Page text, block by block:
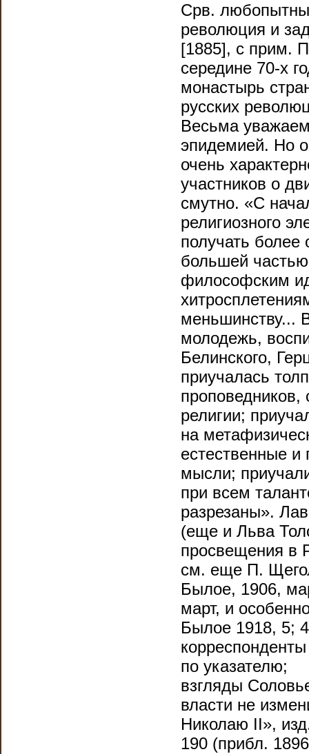
Срв.
революция и
[1885], с прим.
середине 70-х
монастырь
русских
Весьма
эпидемией. Но
очень
участников о
смутно. «С
религиозного
получать
большей
философским
меньшинству...
молодежь,
Белинского,
приучалась
религии;
на
естественные
мысли;
при всем
разрезаны».
(еще и Льва
просвещения в
см. еще П.
Былое, 1906,
март, и
Былое 1918, 5;
по указателю;
взгляды
власти не
Николаю II»,
190 (прибл.